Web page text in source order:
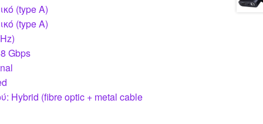
(type A)
(type A)
Gbps
Hybrid (fibre optic + metal cable